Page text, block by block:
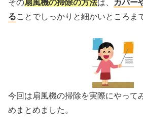
その扇風機の掃除の方法は、
カバー
ることでしっかりと細かいところま
今回は扇風機の掃除を実際にやって
めまとめました。